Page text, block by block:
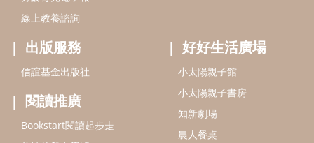
小袋鼠說故事劇團
service@hsin-yi.org.tw
信誼好好育兒
小太陽親子書房
(02)2396-5305轉2345 (週一～週五 9:00～18:00)
認識信誼 合作洽談 智慧財產權聲明